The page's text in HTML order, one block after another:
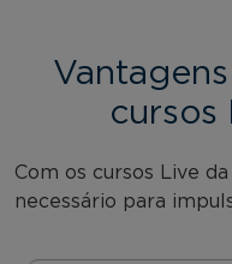
cursos
Com os cursos Live
necessário para